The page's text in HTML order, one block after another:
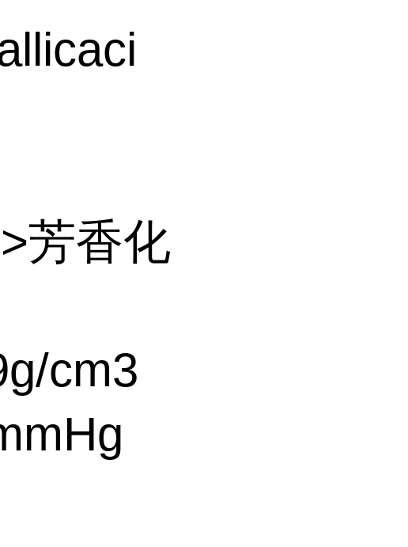
芳香化
cm3